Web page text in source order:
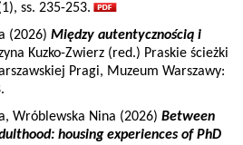
ss. 235-253.
(2026) Między autentycznością i
Kuzko-Zwierz (red.) Praskie ścieżki
Pragi, Muzeum Warszawy:
Wróblewska Nina (2026) Between
housing experiences of PhD